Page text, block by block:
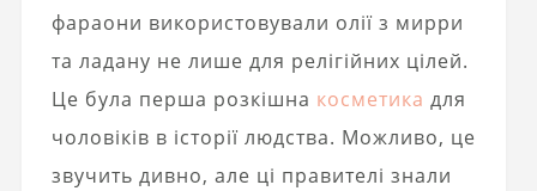
фараони використовували олії з мирри
та ладану не лише для релігійних цілей.
Це була перша розкішна косметика для
чоловіків в історії людства. Можливо, це
звучить дивно, але ці правителі знали